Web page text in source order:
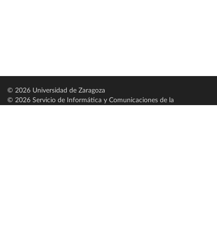
© 2026 Universidad de Zaragoza
© 2026 Servicio de Informática y Comunicaciones de la